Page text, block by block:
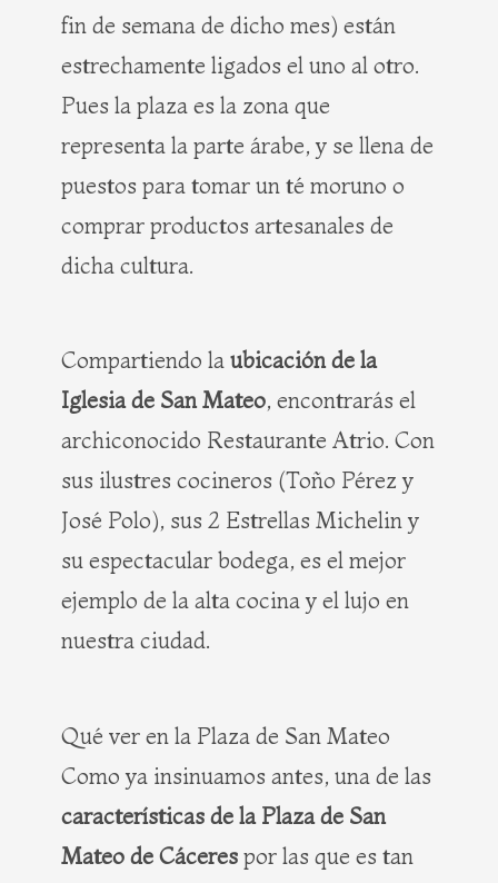
fin de semana de dicho mes) están
estrechamente ligados el uno al otro.
Pues la plaza es la zona que
representa la parte árabe, y se llena de
puestos para tomar un té moruno o
comprar productos artesanales de
dicha cultura.
Compartiendo la ubicación de la
Iglesia de San Mateo, encontrarás el
archiconocido Restaurante Atrio. Con
sus ilustres cocineros (Toño Pérez y
José Polo), sus 2 Estrellas Michelin y
su espectacular bodega, es el mejor
ejemplo de la alta cocina y el lujo en
nuestra ciudad.
Qué ver en la Plaza de San Mateo
Como ya insinuamos antes, una de las
características de la Plaza de San
Mateo de Cáceres por las que es tan